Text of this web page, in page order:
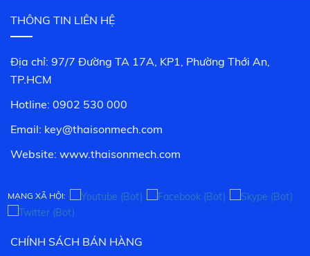
THÔNG TIN LIÊN HỆ
Địa chỉ: 97/7 Đường TA 17A, KP1, Phường Thới An,
TP.HCM
Hotline: 0902 530 000
Email: key@thaisonmech.com
Website: www.thaisonmech.com
MẠNG XÃ HỘI:
CHÍNH SÁCH BÁN HÀNG